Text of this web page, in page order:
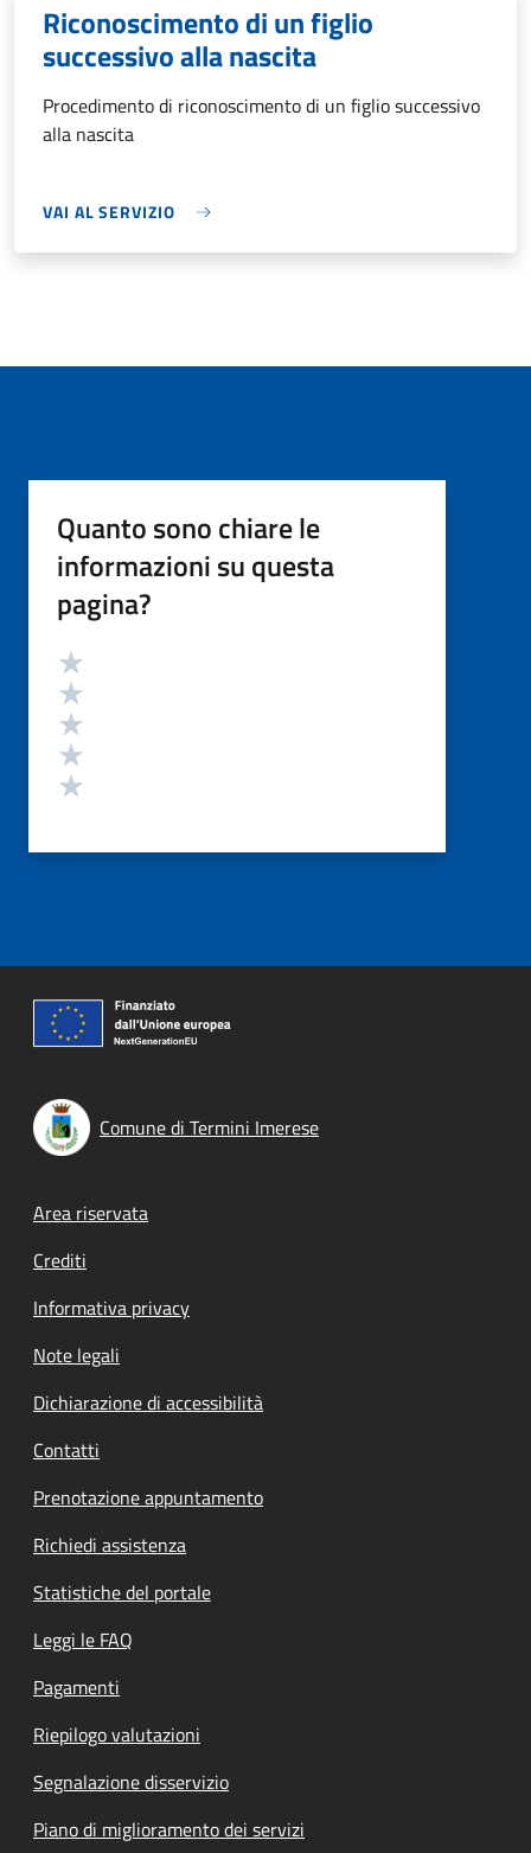
Riconoscimento di un figlio
successivo alla nascita
Procedimento di riconoscimento di un figlio successivo
alla nascita
VAI AL SERVIZIO
Quanto sono chiare le
informazioni su questa
pagina?
Valutazione
Comune di Termini Imerese
Footer menu
Area riservata
Crediti
Informativa privacy
Note legali
Dichiarazione di accessibilità
Contatti
Prenotazione appuntamento
Richiedi assistenza
Statistiche del portale
Leggi le FAQ
Pagamenti
Riepilogo valutazioni
Segnalazione disservizio
Piano di miglioramento dei servizi